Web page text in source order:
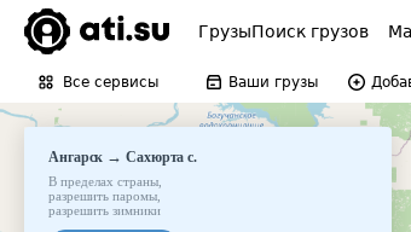
ГрузыПоиск грузов
Все сервисы Ваши грузы
Ангарск →Сахюрта с.
В пределах страны
разрешить паромы
разрешить зимники